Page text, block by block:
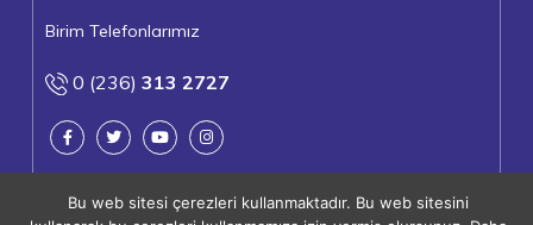
Birim Telefonlarımız
0 (236) 313 2727
Bu web sitesi çerezleri kullanmaktadır. Bu web sitesini